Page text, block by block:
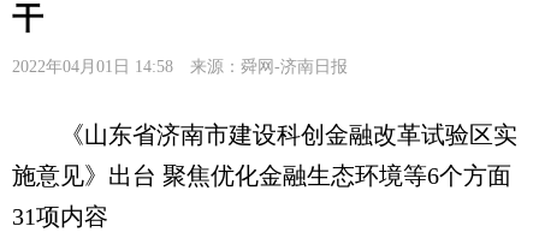
干
2022年04月01日 14:58 来源：舜网-济南日报
《山东省济南市建设科创金融改革试验区实
施意见》出台 聚焦优化金融生态环境等6个方面
31项内容